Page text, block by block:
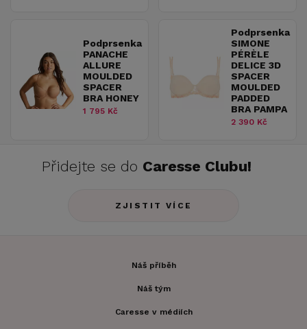
Podprsenka
PANACHE
ALLURE
MOULDED
SPACER
BRA HONEY
1 795 Kč
Podprsenka
SIMONE
PÉRÈLE
DELICE 3D
SPACER
MOULDED
PADDED
BRA PAMPA
2 390 Kč
Přidejte se do Caresse Clubu!
ZJISTIT VÍCE
Náš příběh
Náš tým
Caresse v médiích